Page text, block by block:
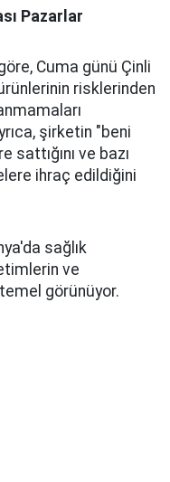
Pazarlar
Cuma günü Çinli
risklerinden
şirketin "beni
sattığını ve bazı
ihraç edildiğini
sağlık
ve
görünüyor.